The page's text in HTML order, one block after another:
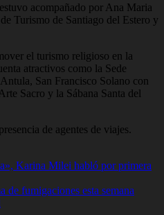
acompañado por Ana Maria
Turismo de Santiago del Estero y
el turismo religioso en la
atractivos como la Sede
San Francisco Solano con
Sacro y la Sábana Santa del
de agentes de viajes.
Karina Milei habló por primera
de fumigaciones esta semana